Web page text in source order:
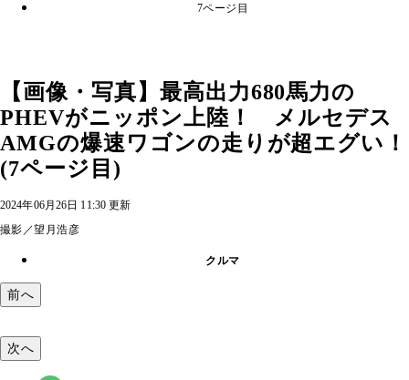
7ページ目
【画像・写真】最高出力680馬力の
PHEVがニッポン上陸！ メルセデス
AMGの爆速ワゴンの走りが超エグい！
(7ページ目)
2024年06月26日 11:30 更新
撮影／望月浩彦
クルマ
前へ
次へ